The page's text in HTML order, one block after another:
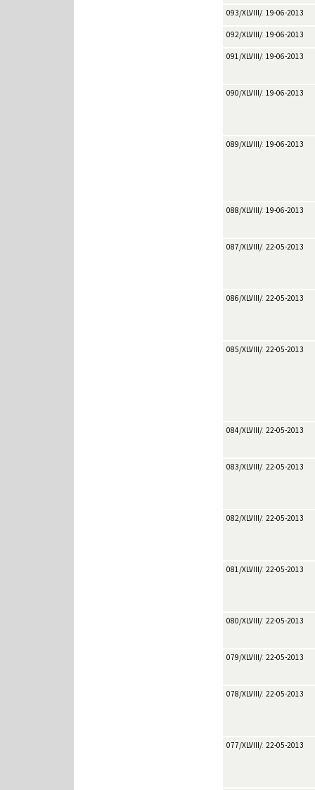
093/XLVIII/201319-06-2013
092/XLVIII/201319-06-2013
091/XLVIII/201319-06-2013
090/XLVIII/201319-06-2013
089/XLVIII/201319-06-2013
088/XLVIII/201319-06-2013
087/XLVIII/201322-05-2013
086/XLVIII/201322-05-2013
085/XLVIII/201322-05-2013
084/XLVIII/201322-05-2013
083/XLVIII/201322-05-2013
082/XLVIII/201322-05-2013
081/XLVIII/201322-05-2013
080/XLVIII/201322-05-2013
079/XLVIII/201322-05-2013
078/XLVIII/201322-05-2013
077/XLVIII/201322-05-2013